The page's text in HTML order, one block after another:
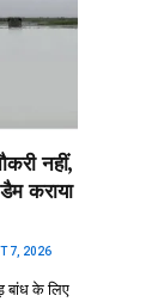
नहीं,
कराया
7, 2026
बांध के लिए